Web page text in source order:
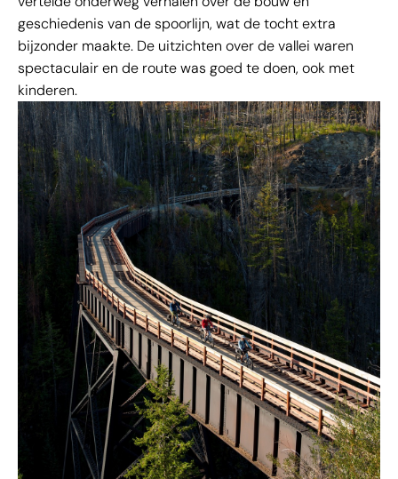
geschiedenis van de spoorlijn, wat de tocht extra
bijzonder maakte. De uitzichten over de vallei waren
spectaculair en de route was goed te doen, ook met
kinderen.